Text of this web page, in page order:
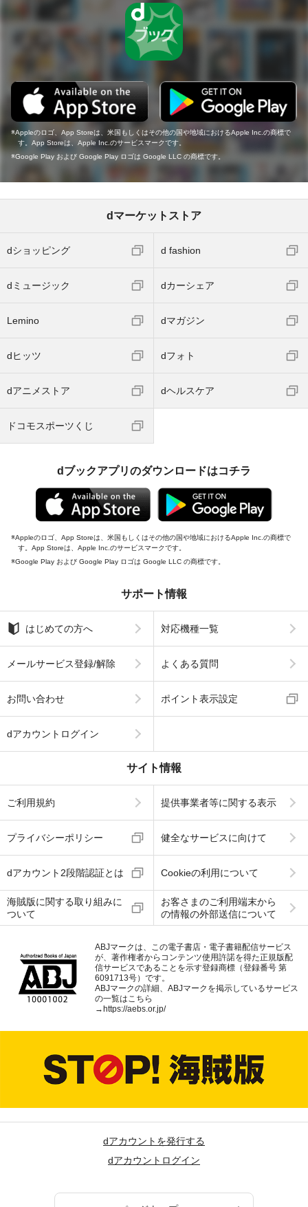
Appleのロゴ、App Storeは、米国もしくはその他の国や地域におけるApple Inc.の商標で
す。App Storeは、Apple Inc.のサービスマークです。
Google Play および Google Play ロゴは Google LLC の商標です。
dマーケットストア
dショッピング d fashion
dミュージック dカーシェア
Lemino dマガジン
dヒッツ dフォト
dアニメストア dヘルスケア
ドコモスポーツくじ
dブックアプリのダウンロードはコチラ
Appleのロゴ、App Storeは、米国もしくはその他の国や地域におけるApple Inc.の商標で
す。App Storeは、Apple Inc.のサービスマークです。
Google Play および Google Play ロゴは Google LLC の商標です。
サポート情報
はじめての方へ 対応機種一覧
メールサービス登録/解除 よくある質問
お問い合わせ ポイント表示設定
dアカウントログイン
サイト情報
ご利用規約 提供事業者等に関する表示
プライバシーポリシー 健全なサービスに向けて
dアカウント2段階認証とは Cookieの利用について
海賊版に関する取り組みに
ついて
お客さまのご利用端末から
の情報の外部送信について
ABJマークは、この電子書店・電子書籍配信サービス
が、著作権者からコンテンツ使用許諾を得た正規版配
信サービスであることを示す登録商標（登録番号 第
6091713号）です。
ABJマークの詳細、ABJマークを掲示しているサービス
の一覧はこちら
→ https://aebs.or.jp/
dアカウントを発行する
dアカウントログイン